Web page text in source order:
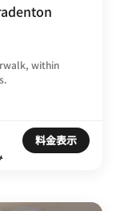
within
料金表示